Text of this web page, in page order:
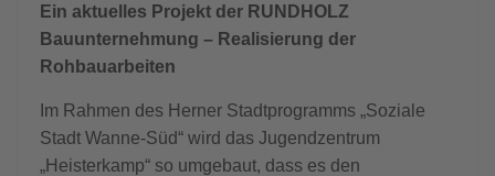
Ein aktuelles Projekt der RUNDHOLZ
Bauunternehmung – Realisierung der
Rohbauarbeiten
Im Rahmen des Herner Stadtprogramms „Soziale
Stadt Wanne-Süd“ wird das Jugendzentrum
„Heisterkamp“ so umgebaut, dass es den